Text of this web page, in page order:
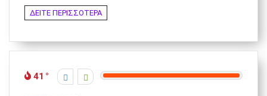
ΔΕΙΤΕ ΠΕΡΙΣΣΟΤΕΡΑ
41